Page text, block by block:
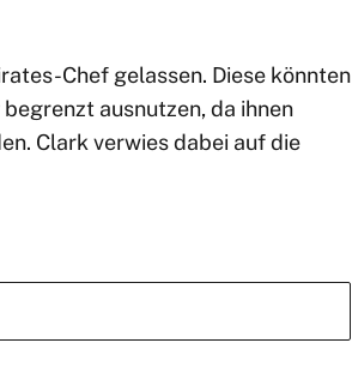
Chef gelassen. Diese könnten
ausnutzen, da ihnen
Clark verwies dabei auf die